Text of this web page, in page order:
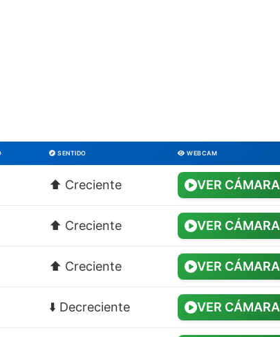
SENTIDO WEBCAM
⬆️ Creciente VER CÁMARA
⬆️ Creciente VER CÁMARA
⬆️ Creciente VER CÁMARA
⬇️ Decreciente VER CÁMARA